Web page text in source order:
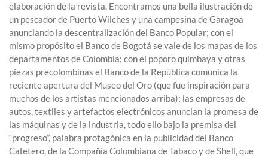
elaboración de la revista. Encontramos una bella ilustración de
un pescador de Puerto Wilches y una campesina de Garagoa
anunciando la descentralización del Banco Popular; con el
mismo propósito el Banco de Bogotá se vale de los mapas de los
departamentos de Colombia; con el poporo quimbaya y otras
piezas precolombinas el Banco de la República comunica la
reciente apertura del Museo del Oro (que fue inspiración para
muchos de los artistas mencionados arriba); las empresas de
autos, textiles y artefactos electrónicos anuncian la promesa de
las máquinas y de la industria, todo ello bajo la premisa del
“progreso”, palabra protagónica en la publicidad del Banco
Cafetero, de la Compañía Colombiana de Tabaco y de Shell, que